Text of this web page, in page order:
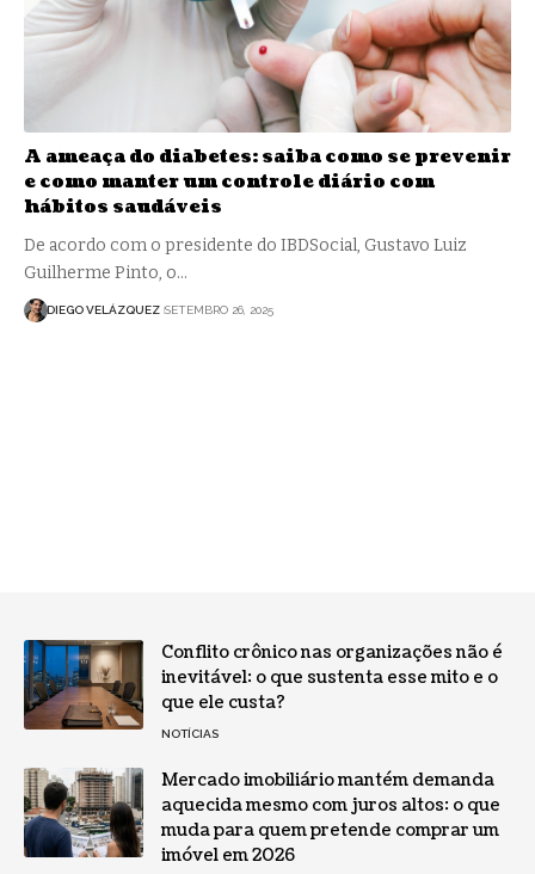
A ameaça do diabetes: saiba como se prevenir
e como manter um controle diário com
hábitos saudáveis
De acordo com o presidente do IBDSocial, Gustavo Luiz
Guilherme Pinto, o…
DIEGO VELÁZQUEZ SETEMBRO 26, 2025
Conflito crônico nas organizações não é
inevitável: o que sustenta esse mito e o
que ele custa?
NOTÍCIAS
Mercado imobiliário mantém demanda
aquecida mesmo com juros altos: o que
muda para quem pretende comprar um
imóvel em 2026